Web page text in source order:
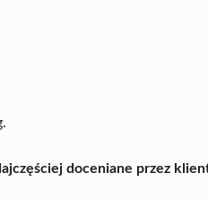
doceniane przez